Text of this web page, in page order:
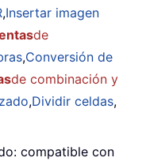
,Insertar imagen
de
,Conversión de
de combinación y
,Dividir celdas,
compatible con